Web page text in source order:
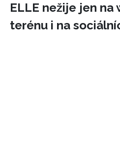
ELLE nežije jen na
terénu i na